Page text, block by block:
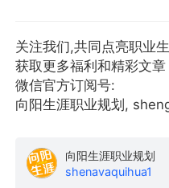
关注我们,共同点亮职业
获取更多福利和精彩文章
微信官方订阅号:
向阳生涯职业规划,
向阳生涯职业规划
shenavaquihua1